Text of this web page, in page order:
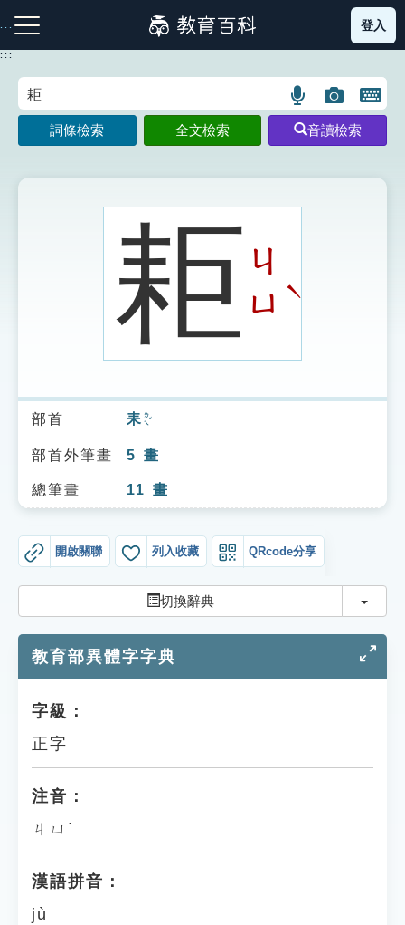
到
主
:::
注音索引圖示 筆畫索引圖示 部首索引表圖示
索引選單
知識索引
單字索引
貓頭鷹博士
登入
:::
語
言
搜
示
圖
片
搜
開
鍵
圖
詞條檢索 全文檢索 音讀檢索
耟 ㄐ
ㄩˋ
部首 耒 ㄌㄟˇ
部首外筆畫 5 畫
總筆畫 11 畫
開啟關聯 列入收藏 QRcode分享
切換辭典 切換
教育部異體字字典
字級：
正字
注音：
ㄐㄩˋ
漢語拼音：
jù